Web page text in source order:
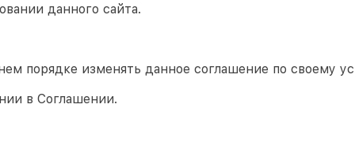
данного сайта.
порядке изменять данное соглашение по своему
в Соглашении.